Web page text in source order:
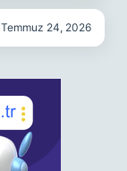
Temmuz 24, 2026